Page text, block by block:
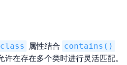
属性结合 contains()
在存在多个类时进行灵活匹配。